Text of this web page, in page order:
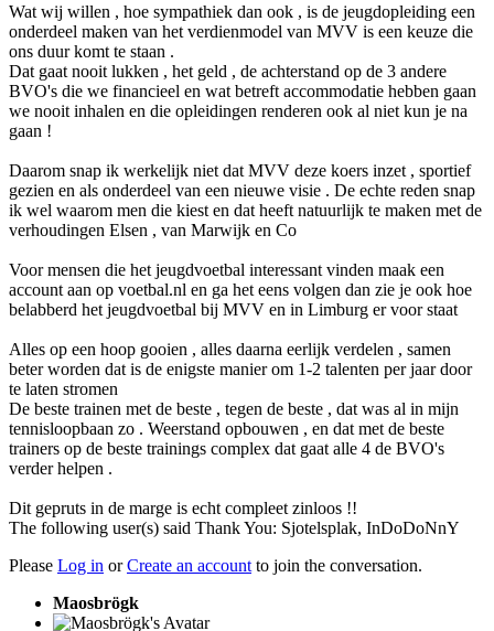
Wat wij willen , hoe sympathiek dan ook , is de jeugdopleiding een
onderdeel maken van het verdienmodel van MVV is een keuze die
ons duur komt te staan .
Dat gaat nooit lukken , het geld , de achterstand op de 3 andere
BVO's die we financieel en wat betreft accommodatie hebben gaan
we nooit inhalen en die opleidingen renderen ook al niet kun je na
gaan !
Daarom snap ik werkelijk niet dat MVV deze koers inzet , sportief
gezien en als onderdeel van een nieuwe visie . De echte reden snap
ik wel waarom men die kiest en dat heeft natuurlijk te maken met de
verhoudingen Elsen , van Marwijk en Co
Voor mensen die het jeugdvoetbal interessant vinden maak een
account aan op voetbal.nl en ga het eens volgen dan zie je ook hoe
belabberd het jeugdvoetbal bij MVV en in Limburg er voor staat
Alles op een hoop gooien , alles daarna eerlijk verdelen , samen
beter worden dat is de enigste manier om 1-2 talenten per jaar door
te laten stromen
De beste trainen met de beste , tegen de beste , dat was al in mijn
tennisloopbaan zo . Weerstand opbouwen , en dat met de beste
trainers op de beste trainings complex dat gaat alle 4 de BVO's
verder helpen .
Dit gepruts in de marge is echt compleet zinloos !!
The following user(s) said Thank You: Sjotelsplak, InDoDoNnY
Please Log in orCreate an account to join the conversation.
Maosbrögk